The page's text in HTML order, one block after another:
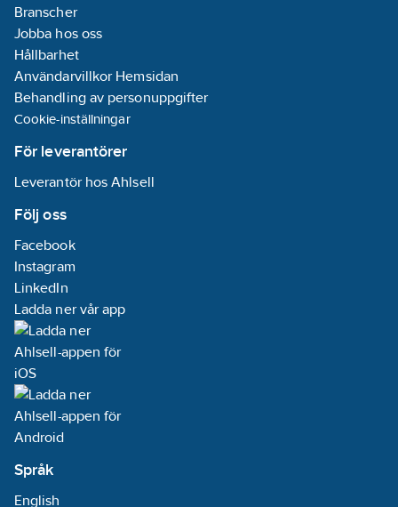
Branscher
Jobba hos oss
Hållbarhet
Användarvillkor Hemsidan
Behandling av personuppgifter
Cookie-inställningar
För leverantörer
Leverantör hos Ahlsell
Följ oss
Facebook
Instagram
LinkedIn
Ladda ner vår app
Språk
English